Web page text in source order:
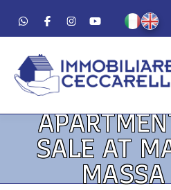
AGENCY
ABOUT US
SALE AT